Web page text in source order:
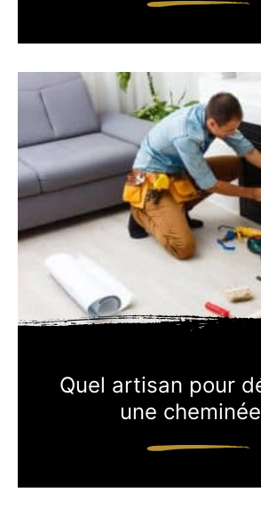
Quel artisan pour
une